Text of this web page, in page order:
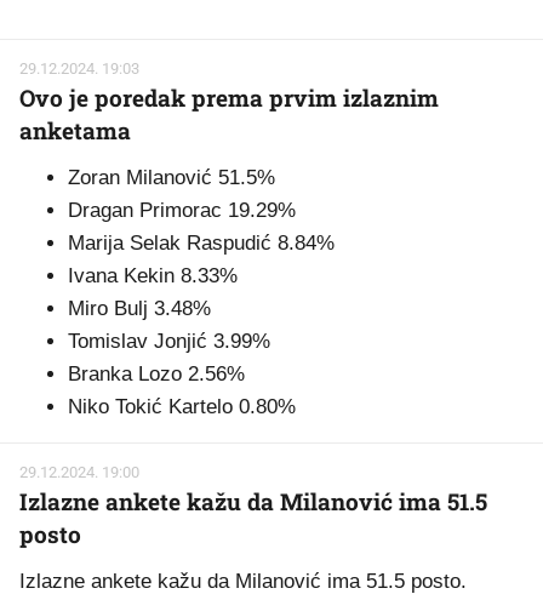
29.12.2024. 19:03
Ovo je poredak prema prvim izlaznim
anketama
Zoran Milanović 51.5%
Dragan Primorac 19.29%
Marija Selak Raspudić 8.84%
Ivana Kekin 8.33%
Miro Bulj 3.48%
Tomislav Jonjić 3.99%
Branka Lozo 2.56%
Niko Tokić Kartelo 0.80%
29.12.2024. 19:00
Izlazne ankete kažu da Milanović ima 51.5
posto
Izlazne ankete kažu da Milanović ima 51.5 posto.